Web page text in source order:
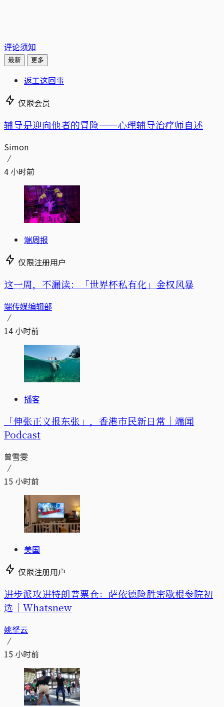
评论须知
最新 更多
返工这回事
仅限会员
辅导是迎向他者的冒险——心理辅导治疗师自述
Simon
4 小时前
端周报
仅限注册用户
这一周，不漏读：「世界杯私有化」金权风暴
端传媒编辑部
14 小时前
播客
「伸张正义报东张」，香港市民新日常｜端闻
Podcast
曾雪雯
15 小时前
美国
仅限注册用户
进步派攻进特朗普票仓：萨依德险胜密歇根参院初
选｜Whatsnew
姚拏云
15 小时前